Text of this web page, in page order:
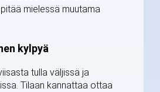
mielessä muutama
kylpyä
tulla väljissä ja
Tilaan kannattaa ottaa